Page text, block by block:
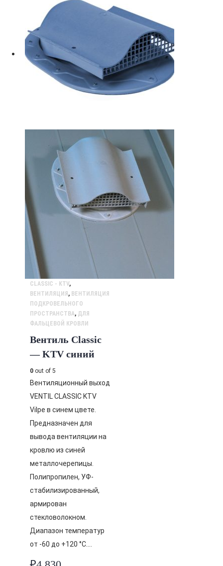
CLASSIC - KTV,
ВЕНТИЛЯЦИЯ , ВЕНТИЛЯЦИЯ
ПОДКРОВЕЛЬНОГО
ПРОСТРАНСТВА, ДЛЯ
ФАЛЬЦЕВОЙ КРОВЛИ
Вентиль Classic
— KTV синий
0 out of 5
Вентиляционный выход
VENTIL CLASSIC KTV
Vilpe в синем цвете.
Предназначен для
вывода вентиляции на
кровлю из синей
металлочерепицы.
Полипропилен, УФ-
стабилизированный,
армирован
стекловолокном.
Диапазон температур
от -60 до +120 °C….